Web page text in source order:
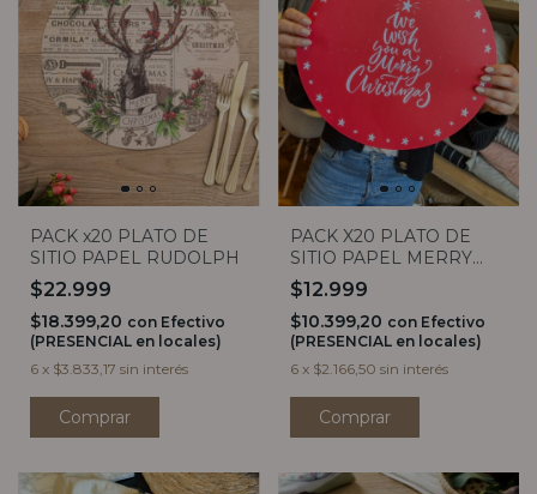
PACK x20 PLATO DE
SITIO PAPEL RUDOLPH
$22.999
$18.399,20 con Efectivo
(PRESENCIAL en locales)
6 x $3.833,17 sin interés
PACK X20 PLATO DE
SITIO PAPEL MERRY
CHRISTMAS ROJO
$12.999
$10.399,20 con Efectivo
(PRESENCIAL en locales)
6 x $2.166,50 sin interés